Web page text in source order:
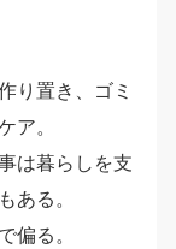
り置き、ゴミ
ア。
は暮らしを支
ある。
偏る。